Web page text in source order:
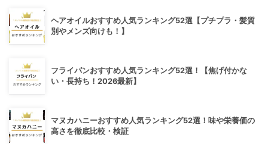
ヘアオイルおすすめ人気ランキング52選【プチプラ・髪質
別やメンズ向けも！】
フライパンおすすめ人気ランキング52選！【焦げ付かな
い・長持ち！2026最新】
マヌカハニーおすすめ人気ランキング52選！味や栄養価の
高さを徹底比較・検証